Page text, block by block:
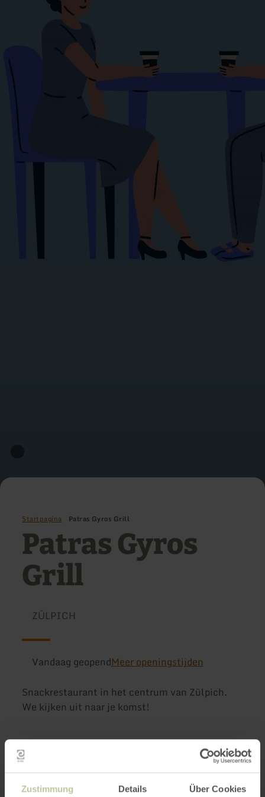
Zustimmung Details Über Cookies
Startpagina Patras Gyros Grill
Patras Gyros
Grill
ZÜLPICH
Vandaag geopendMeer openingstijden
Snackrestaurant in het centrum van Zülpich.
We kijken uit naar je komst!
Meer informatie